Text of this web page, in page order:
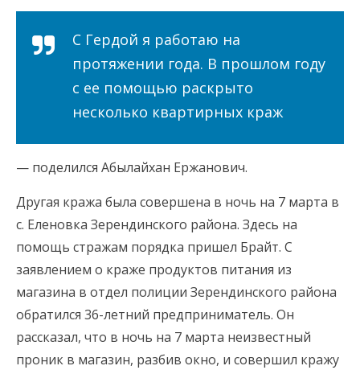
С Гердой я работаю на
протяжении года. В прошлом году
с ее помощью раскрыто
несколько квартирных краж
— поделился Абылайхан Ержанович.
Другая кража была совершена в ночь на 7 марта в
с. Еленовка Зерендинского района. Здесь на
помощь стражам порядка пришел Брайт. С
заявлением о краже продуктов питания из
магазина в отдел полиции Зерендинского района
обратился 36-летний предприниматель. Он
рассказал, что в ночь на 7 марта неизвестный
проник в магазин, разбив окно, и совершил кражу